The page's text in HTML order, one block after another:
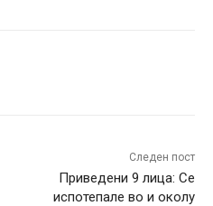
Следен пост
Приведени 9 лица: Се
испотепале во и околу